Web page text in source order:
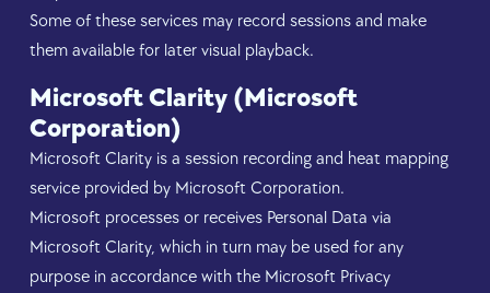
Some of these services may record sessions and make
them available for later visual playback.
Microsoft Clarity (Microsoft
Corporation)
Microsoft Clarity is a session recording and heat mapping
service provided by Microsoft Corporation.
Microsoft processes or receives Personal Data via
Microsoft Clarity, which in turn may be used for any
purpose in accordance with the Microsoft Privacy